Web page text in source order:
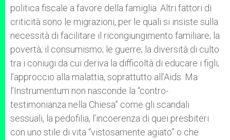
politica fiscale a favore della famiglia. Altri fattori di
criticità sono le migrazioni, per le quali si insiste sulla
necessità di facilitare il ricongiungimento familiare; la
povertà; il consumismo; le guerre; la diversità di culto
tra i coniugi da cui deriva la difficoltà di educare i figli;
l’approccio alla malattia, soprattutto all’Aids. Ma
l’Instrumentum non nasconde la “contro-
testimonianza nella Chiesa” come gli scandali
sessuali, la pedofilia, l’incoerenza di quei presbiteri
con uno stile di vita “vistosamente agiato” o che